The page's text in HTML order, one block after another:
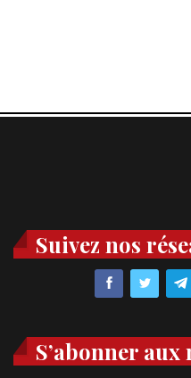
Suivez nos
S’abonner